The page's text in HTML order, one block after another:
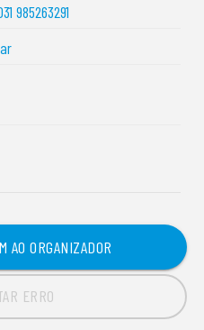
985263291
AO ORGANIZADOR
ERRO